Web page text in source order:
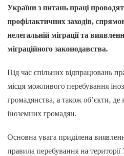
України з питань праці
профілактичних заходів,
нелегальній міграції та
міграційного законодавства.
Під час спільних відпрацювань
місця можливого перебування
громадянства, а також об’єкти, де
іноземних громадян.
Основна увага приділена
правила перебування на території